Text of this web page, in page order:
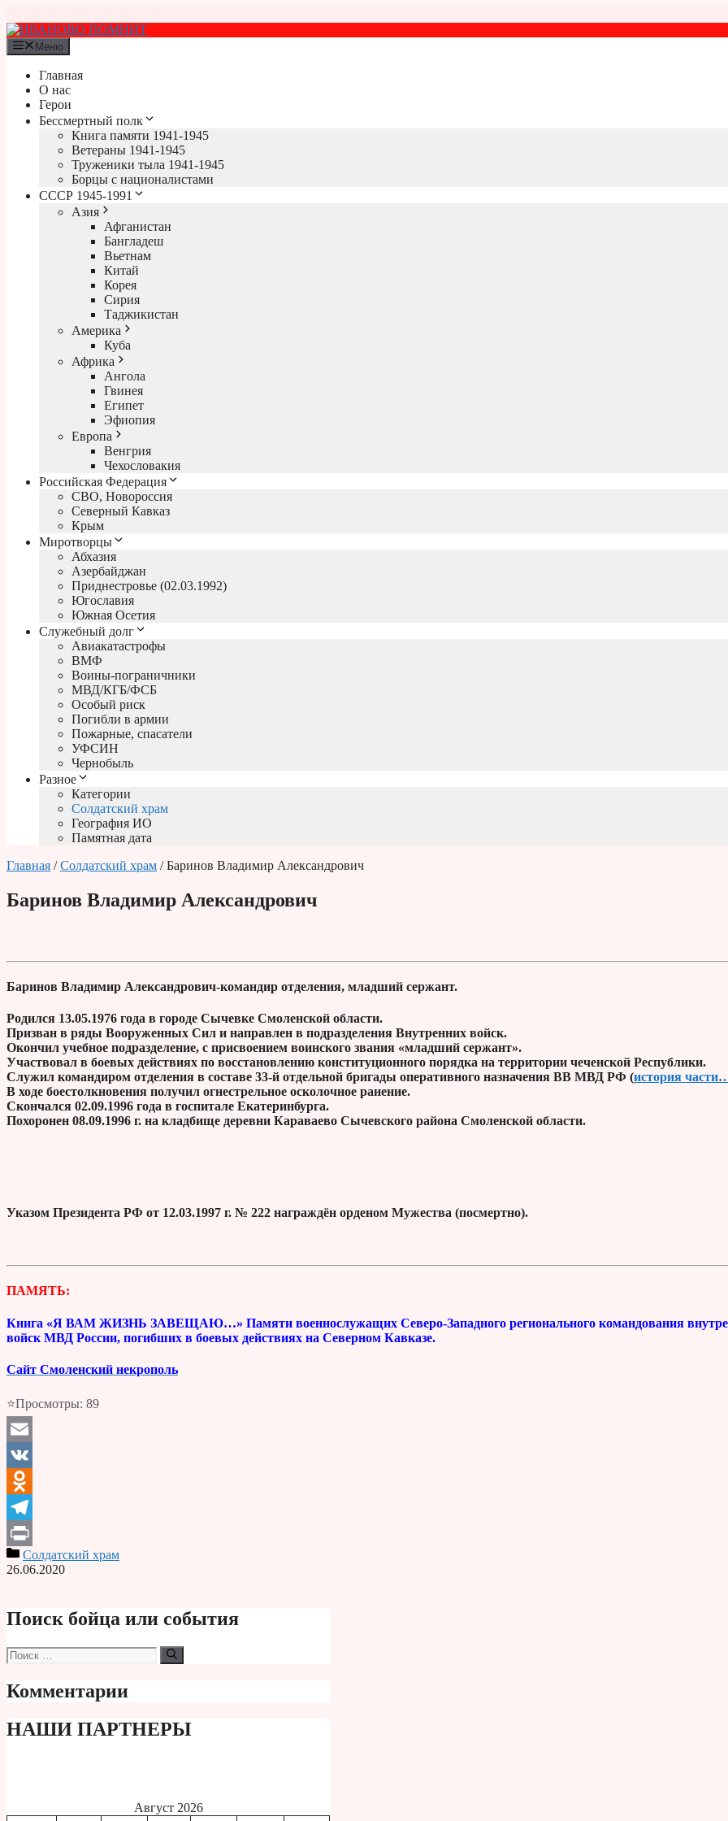
к
содержимому
Меню
Главная
О нас
Герои
Бессмертный полк
Книга памяти 1941-1945
Ветераны 1941-1945
Труженики тыла 1941-1945
Борцы с националистами
СССР 1945-1991
Азия
Афганистан
Бангладеш
Вьетнам
Китай
Корея
Сирия
Таджикистан
Америка
Куба
Африка
Ангола
Гвинея
Египет
Эфиопия
Европа
Венгрия
Чехословакия
Российская Федерация
СВО, Новороссия
Северный Кавказ
Крым
Миротворцы
Абхазия
Азербайджан
Приднестровье (02.03.1992)
Югославия
Южная Осетия
Служебный долг
Авиакатастрофы
ВМФ
Воины-пограничники
МВД/КГБ/ФСБ
Особый риск
Погибли в армии
Пожарные, спасатели
УФСИН
Чернобыль
Разное
Категории
Солдатский храм
География ИО
Памятная дата
Главная /Солдатский храм / Баринов Владимир Александрович
Баринов Владимир Александрович
Баринов Владимир Александрович-командир отделения, младший сержант.
Родился 13.05.1976 года в городе Сычевке Смоленской области.
Призван в ряды Вооруженных Сил и направлен в подразделения Внутренних войск.
Окончил учебное подразделение, с присвоением воинского звания «младший сержант».
Участвовал в боевых действиях по восстановлению конституционного порядка на территории чеченской Республики.
Служил командиром отделения в составе 33-й отдельной бригады оперативного назначения ВВ МВД РФ (история
В ходе боестолкновения получил огнестрельное осколочное ранение.
Скончался 02.09.1996 года в госпитале Екатеринбурга.
Похоронен 08.09.1996 г. на кладбище деревни Караваево Сычевского района Смоленской области.
Указом Президента РФ от 12.03.1997 г. № 222 награждён орденом Мужества (посмертно).
ПАМЯТЬ:
Книга «Я ВАМ ЖИЗНЬ ЗАВЕЩАЮ…» Памяти военнослужащих Северо-Западного регионального командования
войск МВД России, погибших в боевых действиях на Северном Кавказе.
Сайт Смоленский некрополь
⭐Просмотры: 89
Email
VK
Odnoklassniki
Telegram
PrintСолдатский храм
26.06.2020
Поиск бойца или события
Поиск:
Комментарии
НАШИ ПАРТНЕРЫ
Август 2026